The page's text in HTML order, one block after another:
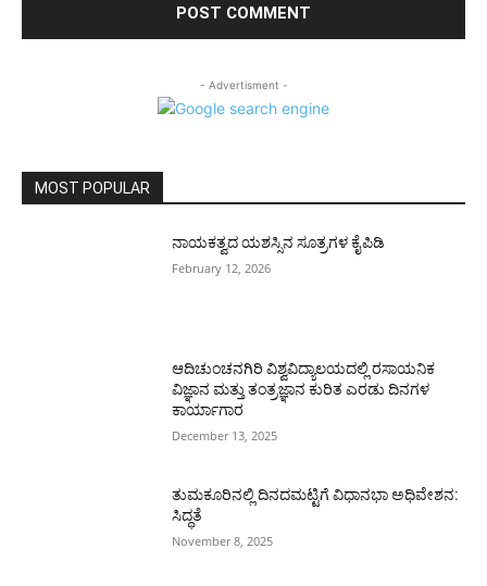
- Advertisment -
MOST POPULAR
ನಾಯಕತ್ವದ ಯಶಸ್ಸಿನ ಸೂತ್ರಗಳ ಕೈಪಿಡಿ
February 12, 2026
ಆದಿಚುಂಚನಗಿರಿ ವಿಶ್ವವಿದ್ಯಾಲಯದಲ್ಲಿ ರಸಾಯನಿಕ
ವಿಜ್ಞಾನ ಮತ್ತು ತಂತ್ರಜ್ಞಾನ ಕುರಿತ ಎರಡು ದಿನಗಳ
ಕಾರ್ಯಾಗಾರ
December 13, 2025
ತುಮಕೂರಿನಲ್ಲಿ ದಿನದಮಟ್ಟಿಗೆ ವಿಧಾನಭಾ ಅಧಿವೇಶನ:
ಸಿದ್ಧತೆ
November 8, 2025